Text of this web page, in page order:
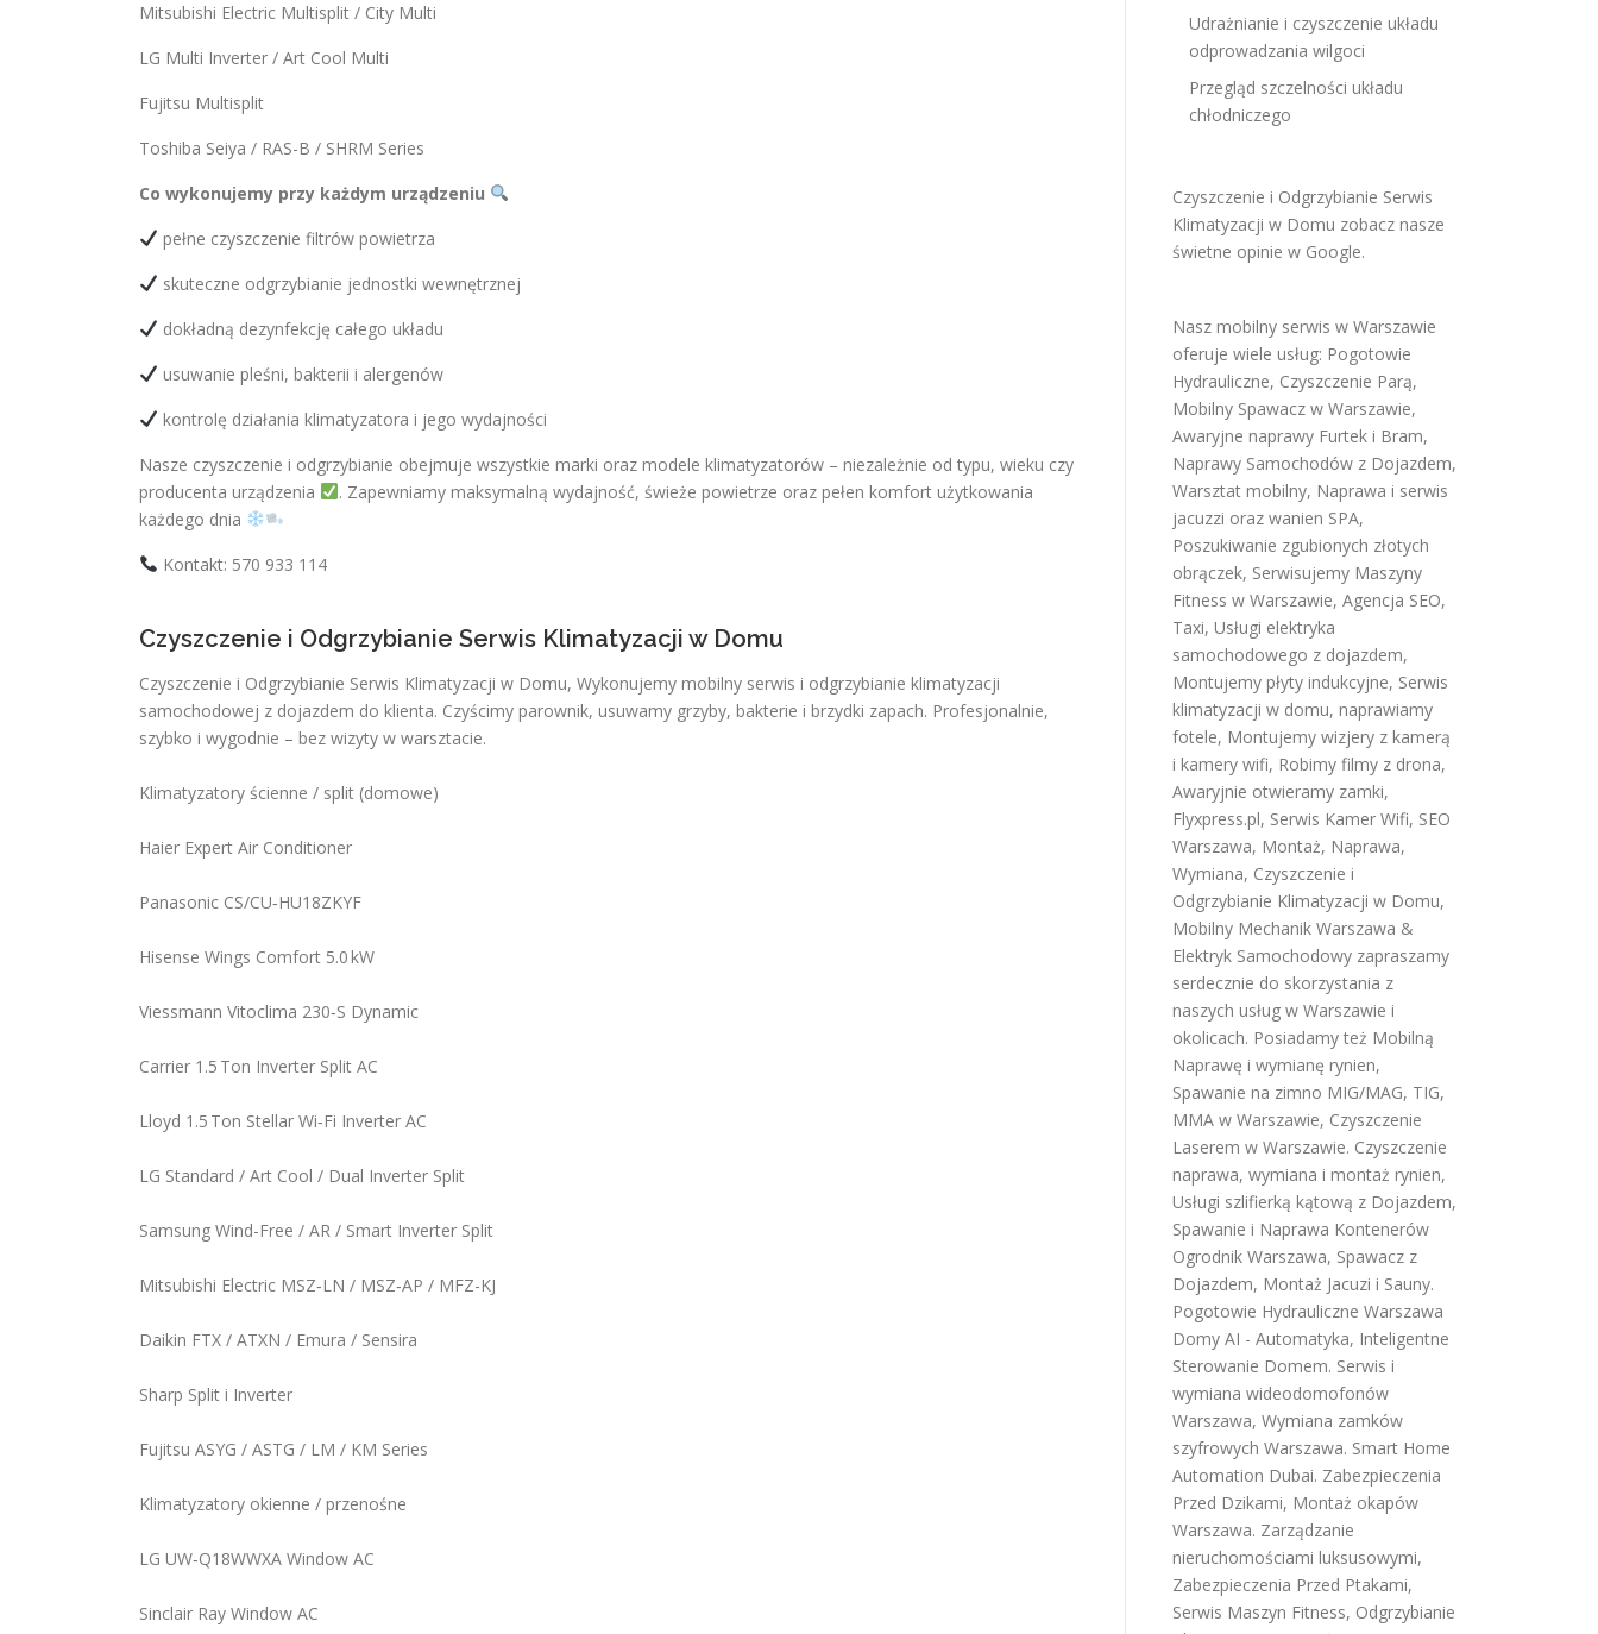
Mitsubishi Electric Multisplit / City Multi
LG Multi Inverter / Art Cool Multi
Fujitsu Multisplit
Toshiba Seiya / RAS-B / SHRM Series
Co wykonujemy przy każdym urządzeniu
pełne czyszczenie filtrów powietrza
skuteczne odgrzybianie jednostki wewnętrznej
dokładną dezynfekcję całego układu
usuwanie pleśni, bakterii i alergenów
kontrolę działania klimatyzatora i jego wydajności
Nasze czyszczenie i odgrzybianie obejmuje wszystkie marki oraz modele klimatyzatorów – niezależnie od typu, wieku czy
producenta urządzenia
. Zapewniamy maksymalną wydajność, świeże powietrze oraz pełen komfort użytkowania
każdego dnia
Kontakt: 570 933 114
Czyszczenie i Odgrzybianie Serwis Klimatyzacji w Domu
Czyszczenie i Odgrzybianie Serwis Klimatyzacji w Domu, Wykonujemy mobilny serwis i odgrzybianie klimatyzacji
samochodowej z dojazdem do klienta. Czyścimy parownik, usuwamy grzyby, bakterie i brzydki zapach. Profesjonalnie,
szybko i wygodnie – bez wizyty w warsztacie.
Klimatyzatory ścienne / split (domowe)
Haier Expert Air Conditioner
Panasonic CS/CU‑HU18ZKYF
Hisense Wings Comfort 5.0 kW
Viessmann Vitoclima 230‑S Dynamic
Carrier 1.5 Ton Inverter Split AC
Lloyd 1.5 Ton Stellar Wi‑Fi Inverter AC
LG Standard / Art Cool / Dual Inverter Split
Samsung Wind-Free / AR / Smart Inverter Split
Mitsubishi Electric MSZ‑LN / MSZ‑AP / MFZ-KJ
Daikin FTX / ATXN / Emura / Sensira
Sharp Split i Inverter
Fujitsu ASYG / ASTG / LM / KM Series
Klimatyzatory okienne / przenośne
LG UW‑Q18WWXA Window AC
Sinclair Ray Window AC
Udrażnianie i czyszczenie układu
odprowadzania wilgoci
Przegląd szczelności układu
chłodniczego
Czyszczenie i Odgrzybianie Serwis
Klimatyzacji w Domu zobacz nasze
świetne opinie w Google.
Nasz mobilny serwis w Warszawie
oferuje wiele usług: Pogotowie
Hydrauliczne, Czyszczenie Parą,
Mobilny Spawacz w Warszawie,
Awaryjne naprawy Furtek i Bram,
Naprawy Samochodów z Dojazdem,
Warsztat mobilny, Naprawa i serwis
jacuzzi oraz wanien SPA,
Poszukiwanie zgubionych złotych
obrączek, Serwisujemy Maszyny
Fitness w Warszawie, Agencja SEO,
Taxi, Usługi elektryka
samochodowego z dojazdem,
Montujemy płyty indukcyjne, Serwis
klimatyzacji w domu, naprawiamy
fotele, Montujemy wizjery z kamerą
i kamery wifi, Robimy filmy z drona,
Awaryjnie otwieramy zamki,
Flyxpress.pl, Serwis Kamer Wifi, SEO
Warszawa, Montaż, Naprawa,
Wymiana, Czyszczenie i
Odgrzybianie Klimatyzacji w Domu,
Mobilny Mechanik Warszawa &
Elektryk Samochodowy zapraszamy
serdecznie do skorzystania z
naszych usług w Warszawie i
okolicach. Posiadamy też Mobilną
Naprawę i wymianę rynien,
Spawanie na zimno MIG/MAG, TIG,
MMA w Warszawie, Czyszczenie
Laserem w Warszawie. Czyszczenie
naprawa, wymiana i montaż rynien,
Usługi szlifierką kątową z Dojazdem,
Spawanie i Naprawa Kontenerów
Ogrodnik Warszawa, Spawacz z
Dojazdem, Montaż Jacuzi i Sauny.
Pogotowie Hydrauliczne Warszawa
Domy AI - Automatyka, Inteligentne
Sterowanie Domem. Serwis i
wymiana wideodomofonów
Warszawa, Wymiana zamków
szyfrowych Warszawa. Smart Home
Automation Dubai. Zabezpieczenia
Przed Dzikami, Montaż okapów
Warszawa. Zarządzanie
nieruchomościami luksusowymi,
Zabezpieczenia Przed Ptakami,
Serwis Maszyn Fitness, Odgrzybianie